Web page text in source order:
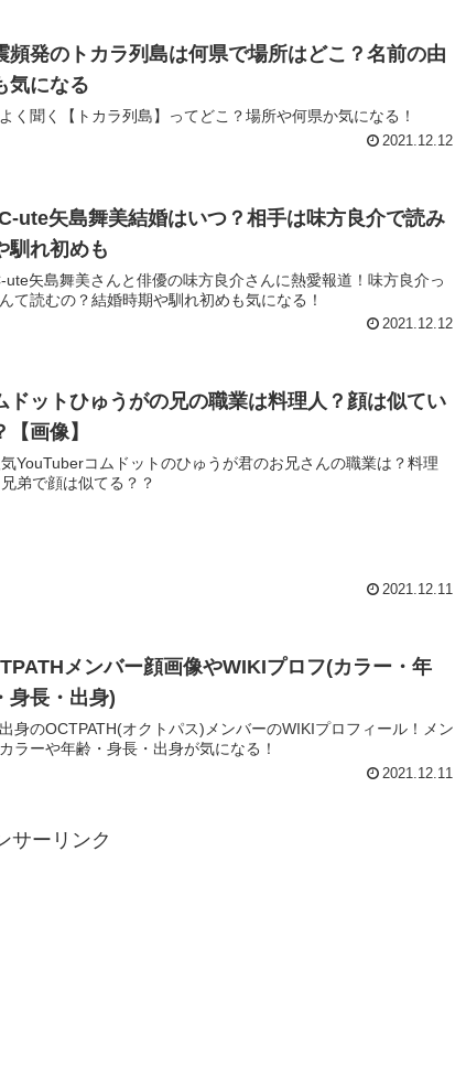
頻発のトカラ列島は何県で場所はどこ？名前の由
気になる
く聞く【トカラ列島】ってどこ？場所や何県か気になる！
2021.12.12
ute矢島舞美結婚はいつ？相手は味方良介で読み
馴れ初めも
ute矢島舞美さんと俳優の味方良介さんに熱愛報道！味方良介っ
て読むの？結婚時期や馴れ初めも気になる！
2021.12.12
ドットひゅうがの兄の職業は料理人？顔は似てい
【画像】
YouTuberコムドットのひゅうが君のお兄さんの職業は？料理
兄弟で顔は似てる？？
2021.12.11
メンバー顔画像やWIKIプロフ(カラー・年
身長・出身)
身のOCTPATH(オクトパス)メンバーのWIKIプロフィール！メン
ラーや年齢・身長・出身が気になる！
2021.12.11
サーリンク